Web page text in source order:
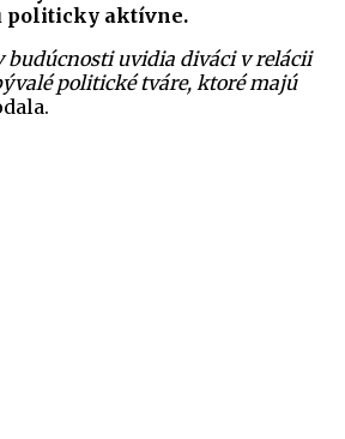
politicky aktívne.
budúcnosti uvidia diváci v relácii
politické tváre, ktoré majú